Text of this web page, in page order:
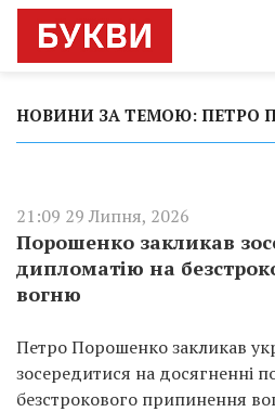
НОВИНИ ЗА ТЕМОЮ: ПЕТРО
21:09 29 Липня, 2026
Порошенко закликав
дипломатію на
вогню
Петро Порошенко закликав
зосередитися на досягненні
безстрокового припинення